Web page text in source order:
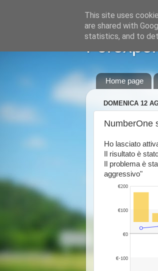
Home page
DOMENICA 12
NumberOne
Ho lasciato
Il risultato è
Il problema è
aggressivo"
This site uses
are shared with
statistics, and to